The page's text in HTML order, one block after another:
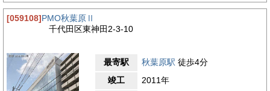
[059108]PMO秋葉原Ⅱ
千代田区東神田2-3-10
最寄駅 秋葉原駅 徒歩4分
竣工
2011年